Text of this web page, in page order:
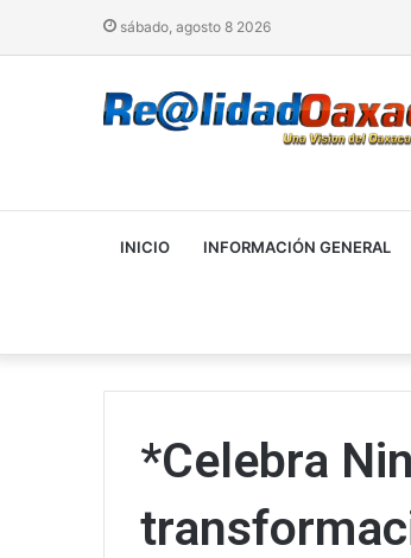
sábado, agosto 8 2026
INICIO INFORMACIÓN GENERAL
*Celebra